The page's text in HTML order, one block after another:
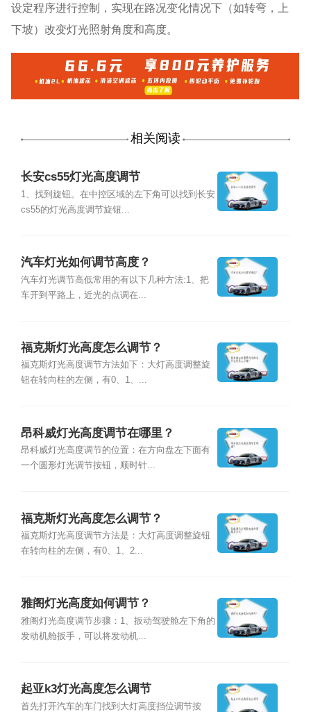
设定程序进行控制，实现在路况变化情况下（如转弯，上
下坡）改变灯光照射角度和高度。
相关阅读
长安cs55灯光高度调节
1、找到旋钮。在中控区域的左下角可以找到长安
cs55的灯光高度调节旋钮...
汽车灯光如何调节高度？
汽车灯光调节高低常用的有以下几种方法:1、把
车开到平路上，近光的点调在...
福克斯灯光高度怎么调节？
福克斯灯光高度调节方法如下：大灯高度调整旋
钮在转向柱的左侧，有0、1、...
昂科威灯光高度调节在哪里？
昂科威灯光高度调节的位置：在方向盘左下面有
一个圆形灯光调节按钮，顺时针...
福克斯灯光高度怎么调节？
福克斯灯光高度调节方法是：大灯高度调整旋钮
在转向柱的左侧，有0、1、2...
雅阁灯光高度如何调节？
雅阁灯光高度调节步骤：1、扳动驾驶舱左下角的
发动机舱扳手，可以将发动机...
起亚k3灯光高度怎么调节
首先打开汽车的车门找到大灯高度挡位调节按